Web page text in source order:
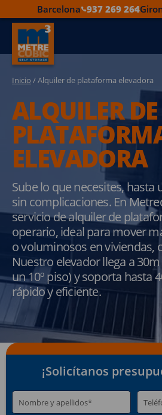
Barcelona 937 269 264
Inicio / Alquiler de plataforma elevadora
ALQUILER DE
ELEVADORA
Sube lo que necesites, hasta
sin complicaciones. En
servicio de alquiler de
operario, ideal para mover
o voluminosos en viviendas,
Nuestro elevador llega a
un 10º piso) y soporta hasta
rápido y eficiente.
¡Solicítanos